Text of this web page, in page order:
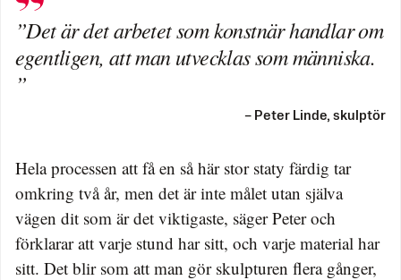
”Det är det arbetet som konstnär handlar om
egentligen, att man utvecklas som människa.
”
– Peter Linde, skulptör
Hela processen att få en så här stor staty färdig tar
omkring två år, men det är inte målet utan själva
vägen dit som är det viktigaste, säger Peter och
förklarar att varje stund har sitt, och varje material har
sitt. Det blir som att man gör skulpturen flera gånger,